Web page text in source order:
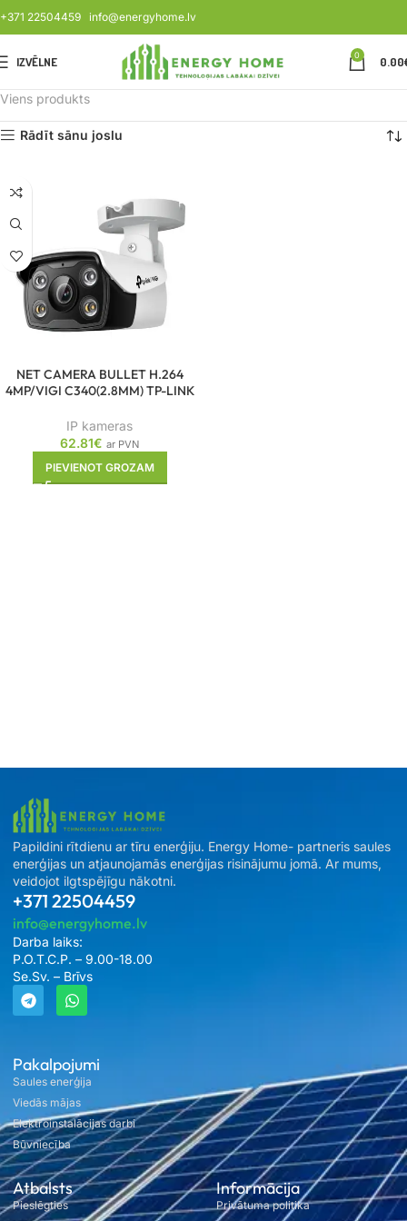
+371 22504459 info@energyhome.lv
IZVĒLNE 0 0.00
Viens produkts
Rādīt sānu joslu
NET CAMERA BULLET H.264
4MP/VIGI C340(2.8MM) TP-LINK
IP kameras
62.81€ ar PVN
PIEVIENOT GROZAM
Pakalpojumi
Saules enerģija
Viedās mājas
Elektroinstalācijas darbi
Būvniecība
Atbalsts
Pieslēgties
Informācija
Privātuma politika
Papildini rītdienu ar tīru enerģiju. Energy Home- partneris saules
enerģijas un atjaunojamās enerģijas risinājumu jomā. Ar mums,
veidojot ilgtspējīgu nākotni.
+371 22504459
info@energyhome.lv
Darba laiks:
P.O.T.C.P. – 9.00-18.00
Se.Sv. – Brīvs